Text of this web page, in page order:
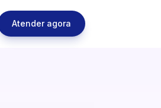
Atender agora